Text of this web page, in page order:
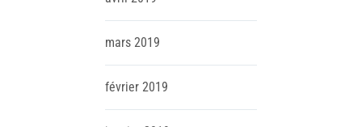
mars 2019
février 2019